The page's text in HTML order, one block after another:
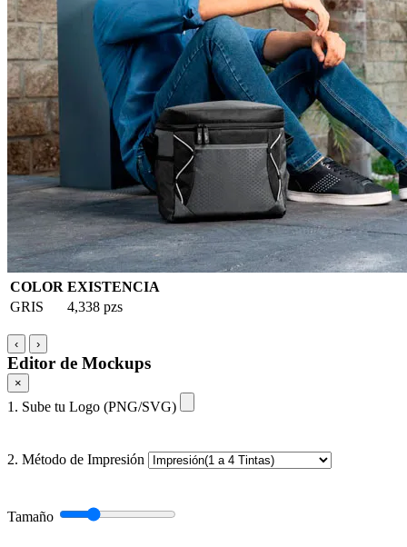
COLOR EXISTENCIA
GRIS
4,338 pzs
‹ ›
Editor de Mockups
×
1. Sube tu Logo (PNG/SVG)
2. Método de Impresión
Tamaño